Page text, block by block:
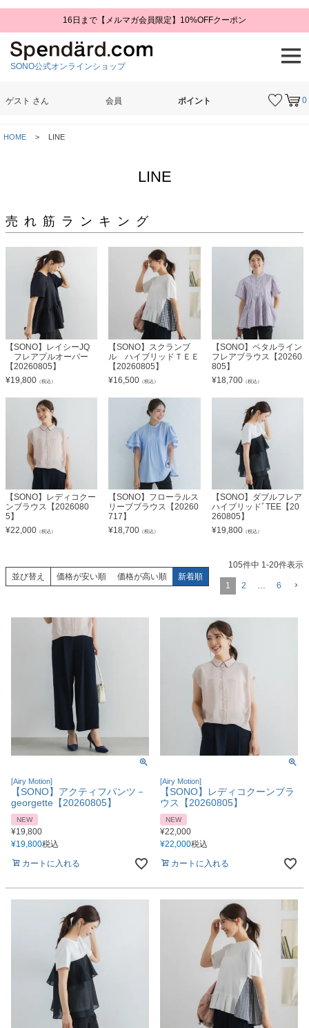
16日まで【メルマガ会員限定】10%OFFクーポン
SONO公式オンラインショップ
0
ゲスト さん 会員 ポイント
HOME LINE
LINE
売れ筋ランキング
【SONO】レイシーJQ
フレアプルオーバー
【20260805】
¥19,800 （税込）
【SONO】スクランブ
ル ハイブリッドＴＥＥ
【20260805】
¥16,500 （税込）
【SONO】ペタルライン
フレアブラウス【20260
805】
¥18,700（税込）
【SONO】レディコクー
ンブラウス【2026080
5】
¥22,000 （税込）
【SONO】フローラルス
リーブブラウス【20260
717】
¥18,700 （税込）
【SONO】ダブルフレア
ハイブリッドﾞTEE【20
260805】
¥19,800（税込）
並び替え 価格が安い順 価格が高い順 新着順
105件中 1-20件表示
1 2 … 6
[Airy Motion]
【SONO】アクティフパンツ－
georgette【20260805】
NEW
¥19,800
¥19,800税込
カートに入れる
[Airy Motion]
【SONO】レディコクーンブラ
ウス【20260805】
NEW
¥22,000
¥22,000税込
カートに入れる